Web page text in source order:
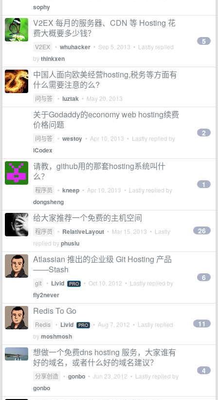
sophy
V2EX 每月的服务器、CDN 等 Hosting 花
费大概要多少钱？
V2EX • whuhacker • Sep 5, 2013 • Lastly replied
bythinkxen
5
中国人面向欧美经营hosting,税务等方面有
什么需要注意的么?
问与答 • luztak • May 20, 2013
关于Godaddy的economy web hosting续费
价格问题
问与答 • westoy • Apr 10, 2013 • Lastly replied by
iCodex
2
请教，github用的那套hosting系统叫什
么？
程序员 • kneep • Apr 10, 2013 • Lastly replied by
dongsheng
1
给大家推荐一个免费的主机空间
程序员 • RelativeLayout • Mar 15, 2013 • Lastly
replied byphuslu
26
Atlassian 推出的企业级 Git Hosting 产品
——Stash
git • Livid PRO • Oct 10, 2012 • Lastly replied by
fly2never
6
Redis To Go
Redis • Livid PRO • Aug 7, 2012 • Lastly replied
bymoshmosh
11
想做一个免费dns hosting 服务，大家谁有
好的域名，或者什么好的域名建议？
分享创造 • gonbo • Jun 23, 2012 • Lastly replied by
gonbo
4